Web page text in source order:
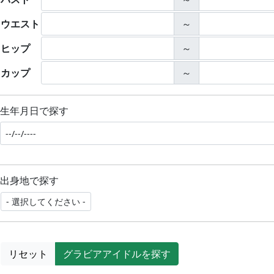
ウエスト
～
ヒップ
～
カップ
～
生年月日で探す
出身地で探す
リセット